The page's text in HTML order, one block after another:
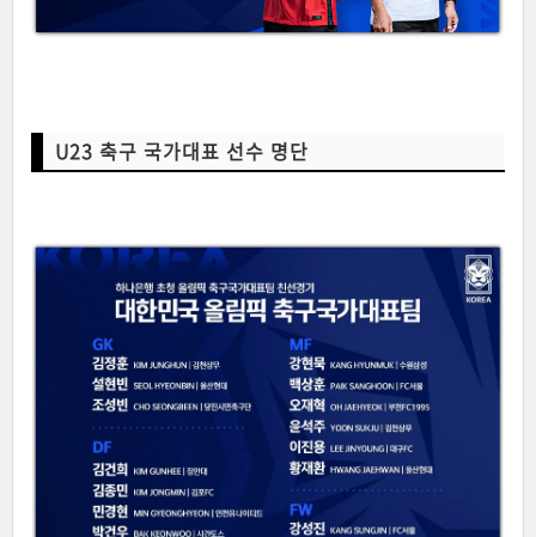
U23 축구 국가대표 선수 명단